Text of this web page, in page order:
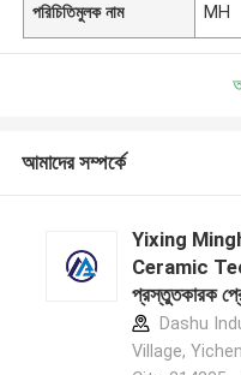
পরিচিতিমুলক নাম MH
আমাদের সম্পর্কে
Yixing
Ceramic
প্রস্তুতকারক
Dashu
Village,